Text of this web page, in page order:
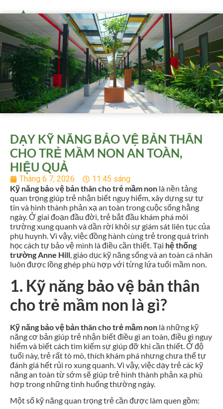
DẠY KỸ NĂNG BẢO VỆ BẢN THÂN
CHO TRẺ MẦM NON AN TOÀN,
HIỆU QUẢ
Tháng 6 7, 2026
11:45 sáng
Kỹ năng bảo vệ bản thân cho trẻ mầm non là nền tảng
quan trọng giúp trẻ nhận biết nguy hiểm, xây dựng sự tự
tin và hình thành phản xạ an toàn trong cuộc sống hằng
ngày. Ở giai đoạn đầu đời, trẻ bắt đầu khám phá môi
trường xung quanh và dần rời khỏi sự giám sát liên tục của
phụ huynh. Vì vậy, việc đồng hành cùng trẻ trong quá trình
học cách tự bảo vệ mình là điều cần thiết. Tại hệ thống
trường Anne Hill, giáo dục kỹ năng sống và an toàn cá nhân
luôn được lồng ghép phù hợp với từng lứa tuổi mầm non.
1. Kỹ năng bảo vệ bản thân
cho trẻ mầm non là gì?
Kỹ năng bảo vệ bản thân cho trẻ mầm non là những kỹ
năng cơ bản giúp trẻ nhận biết điều gì an toàn, điều gì nguy
hiểm và biết cách tìm kiếm sự giúp đỡ khi cần thiết. Ở độ
tuổi này, trẻ rất tò mò, thích khám phá nhưng chưa thể tự
đánh giá hết rủi ro xung quanh. Vì vậy, việc dạy trẻ các kỹ
năng an toàn từ sớm sẽ giúp trẻ hình thành phản xạ phù
hợp trong những tình huống thường ngày.
Một số kỹ năng quan trọng trẻ cần được làm quen gồm: